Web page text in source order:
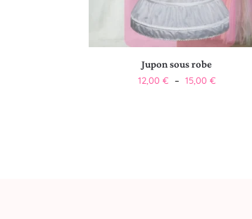
Jupon sous robe
12,00 € – 15,00 €